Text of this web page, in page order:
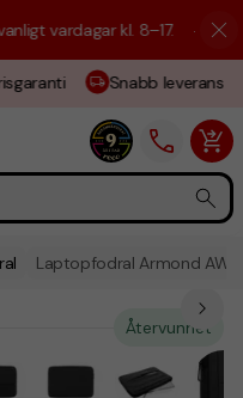
vardagar kl. 8–17. ☀️ Vi är
Snabb leverans
Laptopfodral Armond
Återvunnet